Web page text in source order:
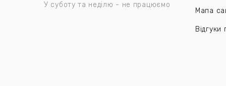
У суботу та неділю - не працюємо
Мапа